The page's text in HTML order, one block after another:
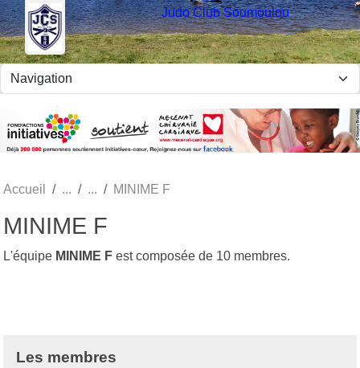
Judo Club Soumoulou
Accueil MINIME F
MINIME F
L'équipe MINIME F est composée de 10 membres.
Les membres
Panneau de gestion des cookies